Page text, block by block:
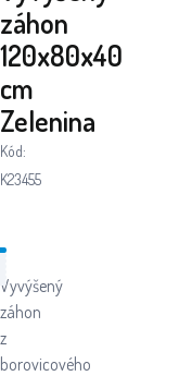
záhon
120x80x40
cm
Zelenina
Kód:
K23455
Vyvýšený
záhon
z
borovicového